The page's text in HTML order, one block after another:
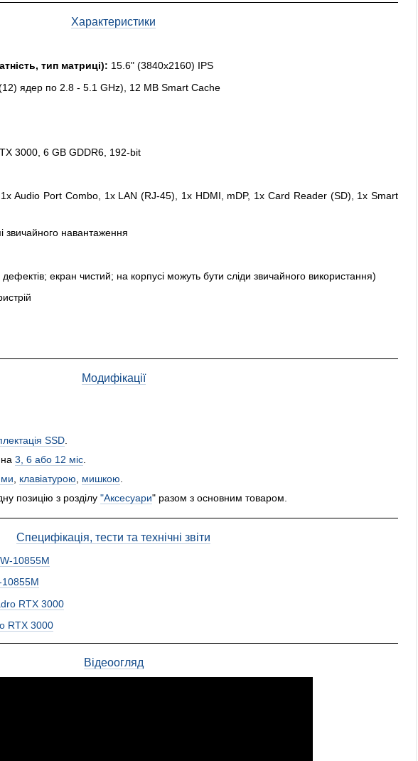
Характеристики
тип матриці): 15.6" (3840x2160) IPS
ядер по 2.8 - 5.1 GHz), 12 MB Smart Cache
3000, 6 GB GDDR6, 192-bit
Audio Port Combo, 1x LAN (RJ-45), 1x HDMI, mDP, 1x Card Reader (SD), 1x Smart
навантаження
екран чистий; на корпусі можуть бути сліди звичайного використання)
Модифікації
SSD.
3, 6 або 12 міс.
, клавіатурою, мишкою.
позицію з розділу "Аксесуари" разом з основним товаром.
Специфікація, тести та технічні звіти
10855M
RTX 3000
RTX 3000
Відеоогляд